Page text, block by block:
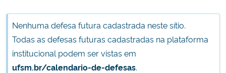
Ministério da Saúde
Ministério de Minas e Energia
Nenhuma defesa futura cadastrada neste sítio.
Todas as defesas futuras cadastradas na plataforma
institucional podem ser vistas em
ufsm.br/calendario-de-defesas.